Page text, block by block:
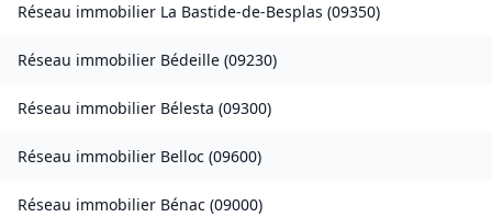
Réseau immobilier La Bastide-de-Besplas (09350)
Réseau immobilier Bédeille (09230)
Réseau immobilier Bélesta (09300)
Réseau immobilier Belloc (09600)
Réseau immobilier Bénac (09000)